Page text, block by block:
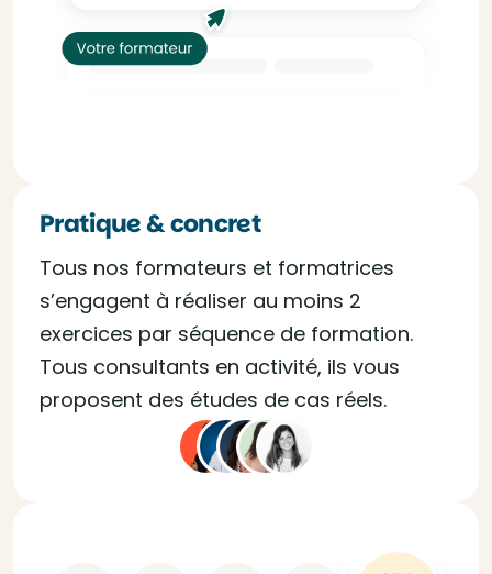
Pratique & concret
Tous nos formateurs et formatrices
s’engagent à réaliser au moins 2
exercices par séquence de formation.
Tous consultants en activité, ils vous
proposent des études de cas réels.